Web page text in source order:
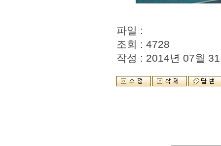
파일 :
조회 : 4728
작성 : 2014년 07월